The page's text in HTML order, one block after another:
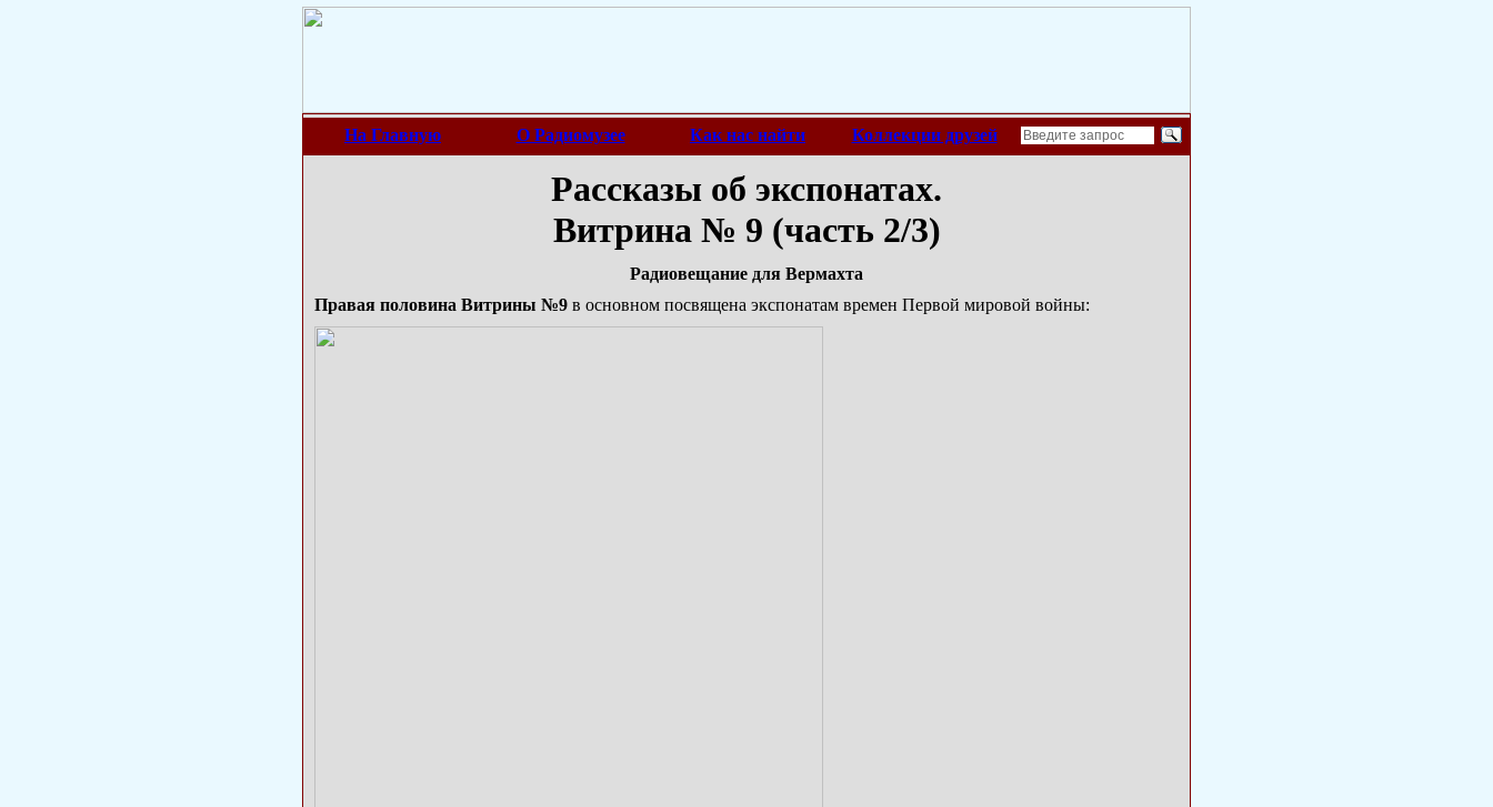
На Главную О Радиомузее Как нас найти Коллекции друзей
Рассказы об экспонатах.
Витрина № 9 (часть 2/3)
Радиовещание для Вермахта
Правая половина Витрины №9 в основном посвящена экспонатам времен Первой мировой войны: